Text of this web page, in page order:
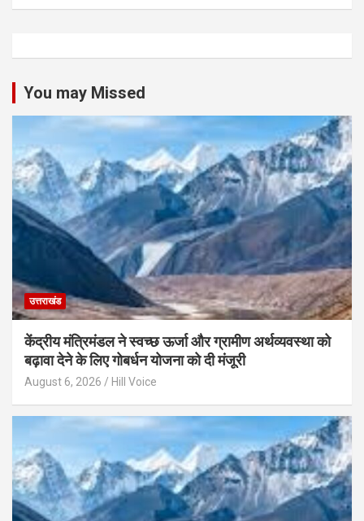
You may Missed
उत्तराखंड
केंद्रीय मंत्रिमंडल ने स्वच्छ ऊर्जा और ग्रामीण अर्थव्यवस्था को
बढ़ावा देने के लिए गोबर्धन योजना को दी मंजूरी
August 6, 2026 Hill Voice